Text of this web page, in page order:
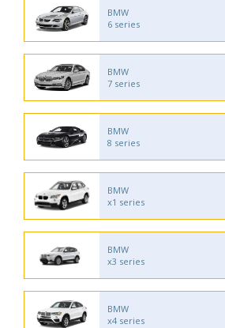
BMW
6 series
BMW
7 series
BMW
8 series
BMW
x1 series
BMW
x3 series
BMW
x4 series